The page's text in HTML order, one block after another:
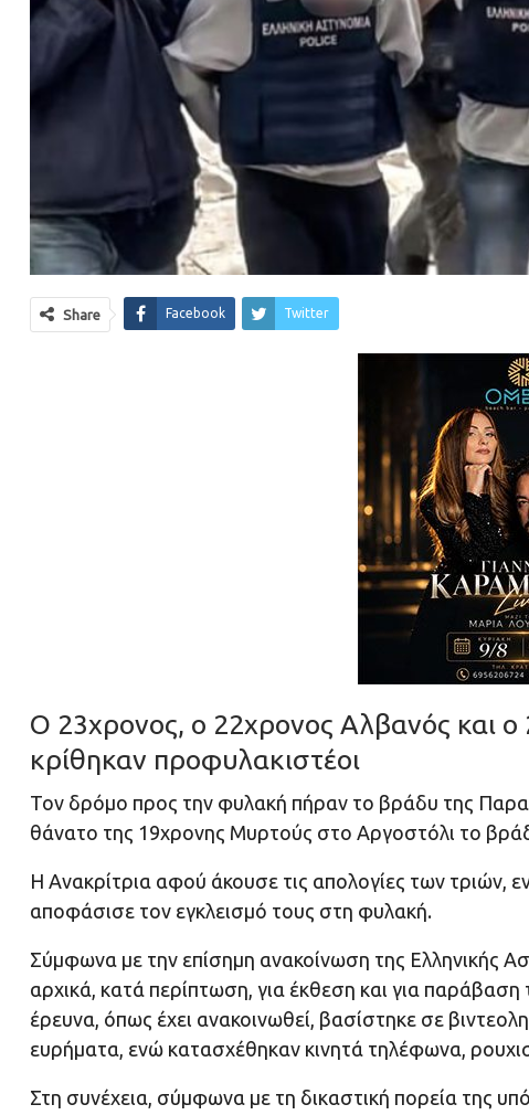
Share Facebook Twitter
Ο 23χρονος, ο 22χρονος Αλβανός και
κρίθηκαν προφυλακιστέοι
Τον δρόμο προς την φυλακή πήραν το βράδυ της
θάνατο της 19χρονης Μυρτούς στο Αργοστόλι το
H Ανακρίτρια αφού άκουσε τις απολογίες των τριών,
αποφάσισε τον εγκλεισμό τους στη φυλακή.
Σύμφωνα με την επίσημη ανακοίνωση της Ελληνικής
αρχικά, κατά περίπτωση, για έκθεση και για
έρευνα, όπως έχει ανακοινωθεί, βασίστηκε σε
ευρήματα, ενώ κατασχέθηκαν κινητά τηλέφωνα,
Στη συνέχεια, σύμφωνα με τη δικαστική πορεία της